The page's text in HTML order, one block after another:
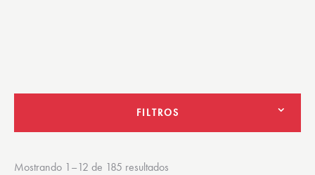
Mostrando 1–12 de 185 resultados
FILTROS